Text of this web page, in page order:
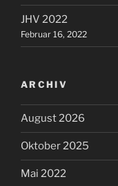
JHV 2022
Februar 16, 2022
ARCHIV
August 2026
Oktober 2025
Mai 2022